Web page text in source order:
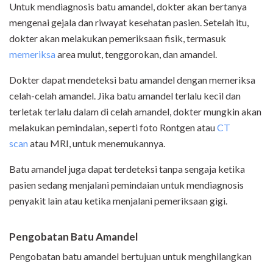
Untuk mendiagnosis batu amandel, dokter akan bertanya
mengenai gejala dan riwayat kesehatan pasien. Setelah itu,
dokter akan melakukan pemeriksaan fisik, termasuk
memeriksaarea mulut, tenggorokan, dan amandel.
Dokter dapat mendeteksi batu amandel dengan memeriksa
celah-celah amandel. Jika batu amandel terlalu kecil dan
terletak terlalu dalam di celah amandel, dokter mungkin akan
melakukan pemindaian, seperti foto Rontgen atauCT
scanatau MRI, untuk menemukannya.
Batu amandel juga dapat terdeteksi tanpa sengaja ketika
pasien sedang menjalani pemindaian untuk mendiagnosis
penyakit lain atau ketika menjalani pemeriksaan gigi.
Pengobatan Batu Amandel
Pengobatan batu amandel bertujuan untuk menghilangkan